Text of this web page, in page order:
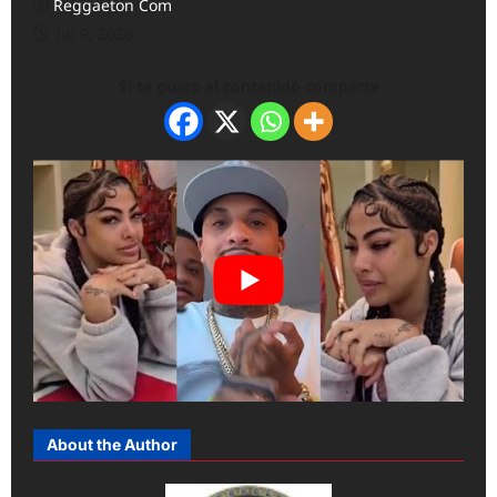
Reggaeton Com
About the Author